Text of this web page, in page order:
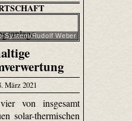
System/Rudolf Weber
März 2021
von insgesamt
solar-thermischen